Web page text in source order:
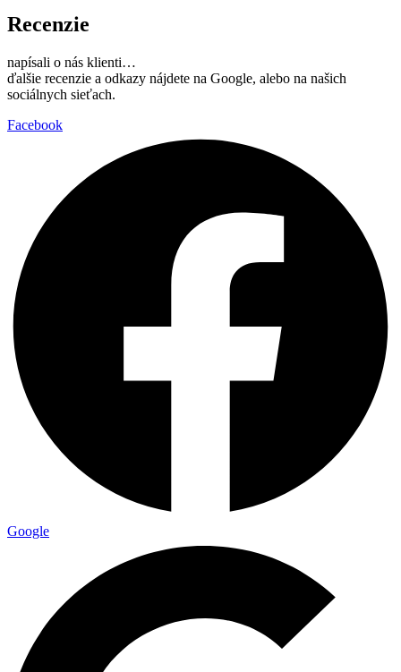
Recenzie
napísali o nás klienti…
ďalšie recenzie a odkazy nájdete na Google, alebo na našich
sociálnych sieťach.
Facebook
Google